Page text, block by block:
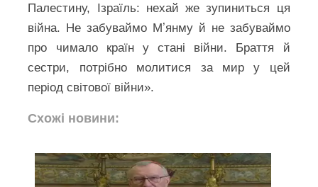
Палестину, Ізраїль: нехай же зупиниться ця
війна. Не забуваймо Мʼянму й не забуваймо
про чимало країн у стані війни. Браття й
сестри, потрібно молитися за мир у цей
період світової війни».
Схожі новини: